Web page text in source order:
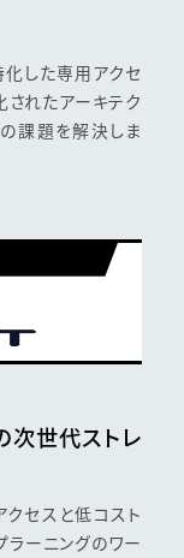
した専用アクセ
されたアーキテク
課題を解決しま
次世代ストレ
セスと低コスト
ラーニングのワー